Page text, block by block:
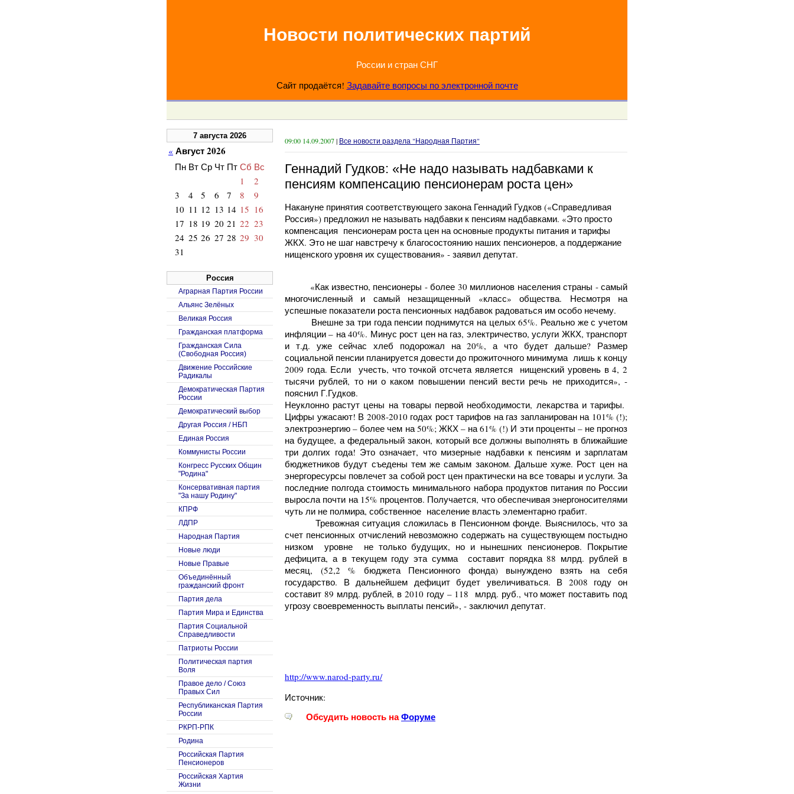
Новости политических партий
России и стран СНГ
Сайт продаётся! Задавайте вопросы по электронной почте
09:00 14.09.2007| Все новости раздела "Народная Партия"
Геннадий Гудков: «Не надо называть надбавками к
пенсиям компенсацию пенсионерам роста цен»
Накануне принятия соответствующего закона Геннадий Гудков («Справедливая
Россия») предложил не называть надбавки к пенсиям надбавками. «Это просто
компенсация пенсионерам роста цен на основные продукты питания и тарифы
ЖКХ. Это не шаг навстречу к благосостоянию наших пенсионеров, а поддержание
нищенского уровня их существования» - заявил депутат.
«Как известно, пенсионеры - более 30 миллионов населения страны - самый
многочисленный и самый незащищенный «класс» общества. Несмотря на
успешные показатели роста пенсионных надбавок радоваться им особо нечему.
Внешне за три года пенсии поднимутся на целых 65%. Реально же с учетом
инфляции – на 40%. Минус рост цен на газ, электричество, услуги ЖКХ, транспорт
и т.д. уже сейчас хлеб подорожал на 20%, а что будет дальше? Размер
социальной пенсии планируется довести до прожиточного минимума лишь к концу
2009 года. Если учесть, что точкой отсчета является нищенский уровень в 4, 2
тысячи рублей, то ни о каком повышении пенсий вести речь не приходится», -
пояснил Г.Гудков.
Неуклонно растут цены на товары первой необходимости, лекарства и тарифы.
Цифры ужасают! В 2008-2010 годах рост тарифов на газ запланирован на 101% (!);
электроэнергию – более чем на 50%; ЖКХ – на 61% (!) И эти проценты – не прогноз
на будущее, а федеральный закон, который все должны выполнять в ближайшие
три долгих года! Это означает, что мизерные надбавки к пенсиям и зарплатам
бюджетников будут съедены тем же самым законом. Дальше хуже. Рост цен на
энергоресурсы повлечет за собой рост цен практически на все товары и услуги. За
последние полгода стоимость минимального набора продуктов питания по России
выросла почти на 15% процентов. Получается, что обеспечивая энергоносителями
чуть ли не полмира, собственное население власть элементарно грабит.
Тревожная ситуация сложилась в Пенсионном фонде. Выяснилось, что за
счет пенсионных отчислений невозможно содержать на существующем постыдно
низком уровне не только будущих, но и нынешних пенсионеров. Покрытие
дефицита, а в текущем году эта сумма составит порядка 88 млрд. рублей в
месяц, (52,2 % бюджета Пенсионного фонда) вынуждено взять на себя
государство. В дальнейшем дефицит будет увеличиваться. В 2008 году он
составит 89 млрд. рублей, в 2010 году – 118 млрд. руб., что может поставить под
угрозу своевременность выплаты пенсий», - заключил депутат.
http://www.narod-party.ru/
Источник:
Обсудить новость наФоруме
7 августа 2026
« Август 2026
Пн Вт Ср Чт Пт Сб Вс
1
2
3
4 5 6 7 8
9
10 11 12 13 14 15 16
17 18 19 20 21 22 23
24 25 26 27 28 29 30
31
Россия
Аграрная Партия России
Альянс Зелёных
Великая Россия
Гражданская платформа
Гражданская Сила
(Свободная Россия)
Движение Российские
Радикалы
Демократическая Партия
России
Демократический выбор
Другая Россия / НБП
Единая Россия
Коммунисты России
Конгресс Русских Общин
"Родина"
Консервативная партия
"За нашу Родину"
КПРФ
ЛДПР
Народная Партия
Новые люди
Новые Правые
Объединённый
гражданский фронт
Партия дела
Партия Мира и Единства
Партия Социальной
Справедливости
Патриоты России
Политическая партия
Воля
Правое дело / Союз
Правых Сил
Республиканская Партия
России
РКРП-РПК
Родина
Российская Партия
Пенсионеров
Российская Хартия
Жизни